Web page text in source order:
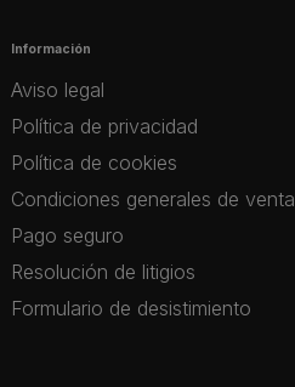
Información
Aviso legal
Política de privacidad
Política de cookies
Condiciones generales de venta
Pago seguro
Resolución de litigios
Formulario de desistimiento